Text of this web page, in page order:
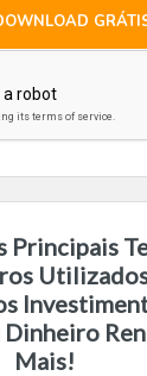
Principais
Dinheiro
Mais!